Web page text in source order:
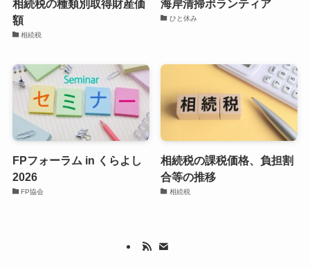
相続税の種類別取得財産価
額
相続税
海岸清掃ボランティア
ひと休み
FPフォーラム in くらよし
2026
FP協会
相続税の課税価格、負担割
合等の推移
相続税